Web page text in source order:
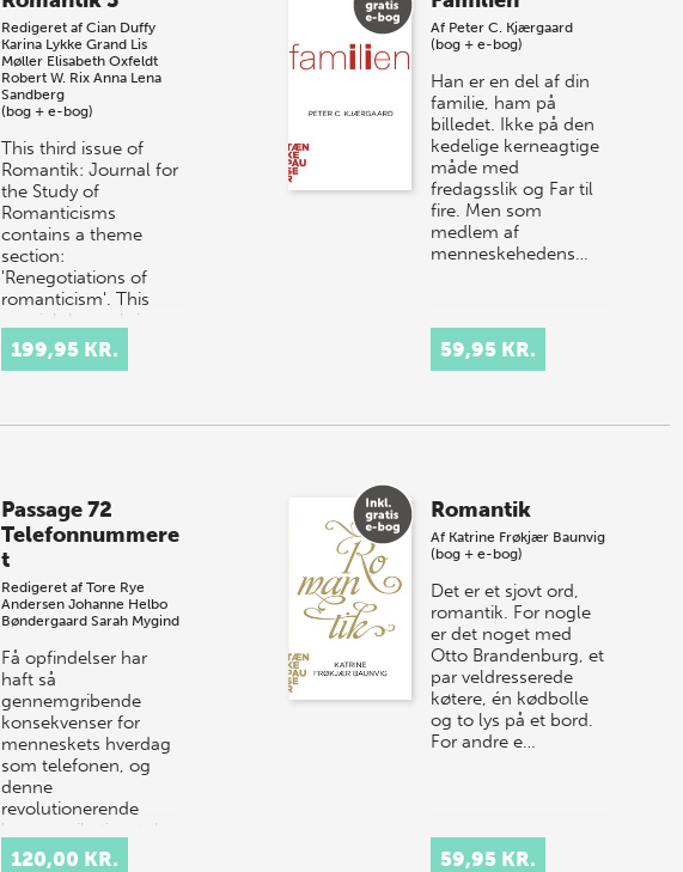
Redigeret af Cian Duffy
Karina Lykke Grand Lis
Møller Elisabeth Oxfeldt
Robert W. Rix Anna Lena
Sandberg
(bog + e-bog)
This third issue of
Romantik: Journal for
the Study of
Romanticisms
contains a theme
section:
'Renegotiations of
romanticism'. This
special theme brin…
199,95 KR.
Af Peter C. Kjærgaard
(bog + e-bog)
Han er en del af din
familie, ham på
billedet. Ikke på den
kedelige kerneagtige
måde med
fredagsslik og Far til
fire. Men som
medlem af
menneskehedens…
59,95 KR.
Passage 72
Telefonnummere
t
Redigeret af Tore Rye
Andersen Johanne Helbo
Bøndergaard Sarah Mygind
Få opfindelser har
haft så
gennemgribende
konsekvenser for
menneskets hverdag
som telefonen, og
denne
revolutionerende
kommunikationsteknologi
har nat…
120,00 KR.
Romantik
Af Katrine Frøkjær Baunvig
(bog + e-bog)
Det er et sjovt ord,
romantik. For nogle
er det noget med
Otto Brandenburg, et
par veldresserede
køtere, én kødbolle
og to lys på et bord.
For andre e…
59,95 KR.